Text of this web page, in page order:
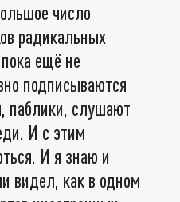
число
радикальных
ещё не
подписываются
паблики, слушают
И с этим
И я знаю и
видел, как в одном